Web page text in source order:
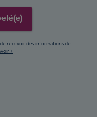
recevoir des informations de
+